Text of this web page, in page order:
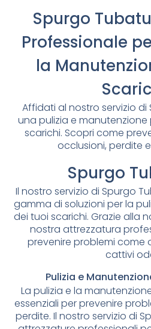
Spurgo
Professionale
la
Affidati al nostro servizio
una pulizia e
scarichi. Scopri come
occlusioni, perdite
Spurgo
Il nostro servizio di Spurgo
gamma di soluzioni per la
dei tuoi scarichi. Grazie alla
nostra attrezzatura
prevenire problemi come
cattivi
Pulizia e
La pulizia e la
essenziali per prevenire
perdite. Il nostro servizio di